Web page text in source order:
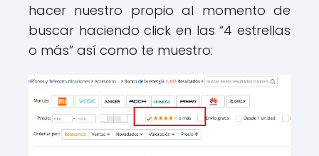
hacer nuestro propio al momento de
buscar haciendo click en las “4 estrellas
o más” así como te muestro: